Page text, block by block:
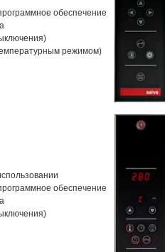
обеспечение
режимом)
обеспечение